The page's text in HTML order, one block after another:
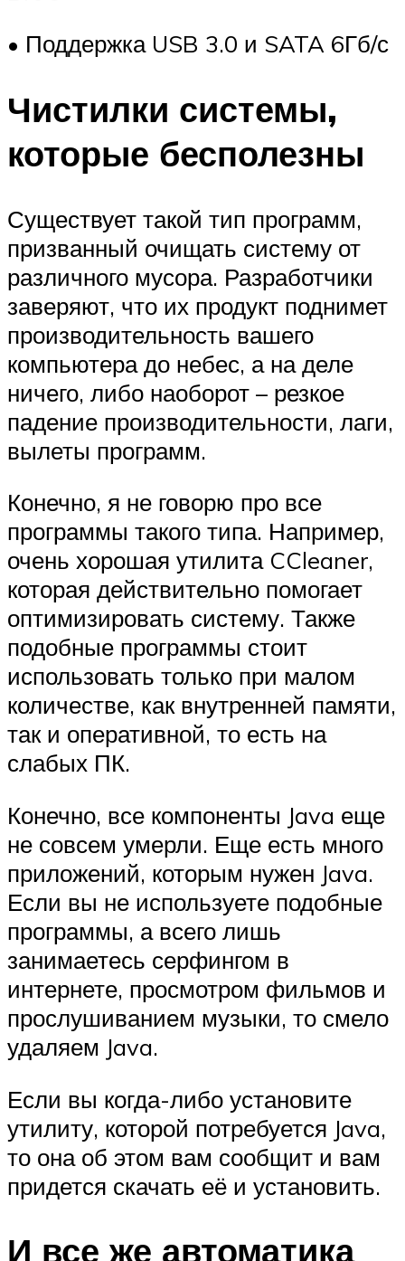
• Поддержка USB 3.0 и SATA 6Гб/с
Чистилки системы,
которые бесполезны
Существует такой тип программ,
призванный очищать систему от
различного мусора. Разработчики
заверяют, что их продукт поднимет
производительность вашего
компьютера до небес, а на деле
ничего, либо наоборот – резкое
падение производительности, лаги,
вылеты программ.
Конечно, я не говорю про все
программы такого типа. Например,
очень хорошая утилита CCleaner,
которая действительно помогает
оптимизировать систему. Также
подобные программы стоит
использовать только при малом
количестве, как внутренней памяти,
так и оперативной, то есть на
слабых ПК.
Конечно, все компоненты Java еще
не совсем умерли. Еще есть много
приложений, которым нужен Java.
Если вы не используете подобные
программы, а всего лишь
занимаетесь серфингом в
интернете, просмотром фильмов и
прослушиванием музыки, то смело
удаляем Java.
Если вы когда-либо установите
утилиту, которой потребуется Java,
то она об этом вам сообщит и вам
придется скачать её и установить.
И все же автоматика